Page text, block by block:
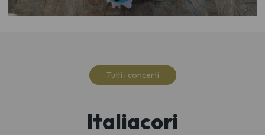
Tutti i concerti
Italiacori